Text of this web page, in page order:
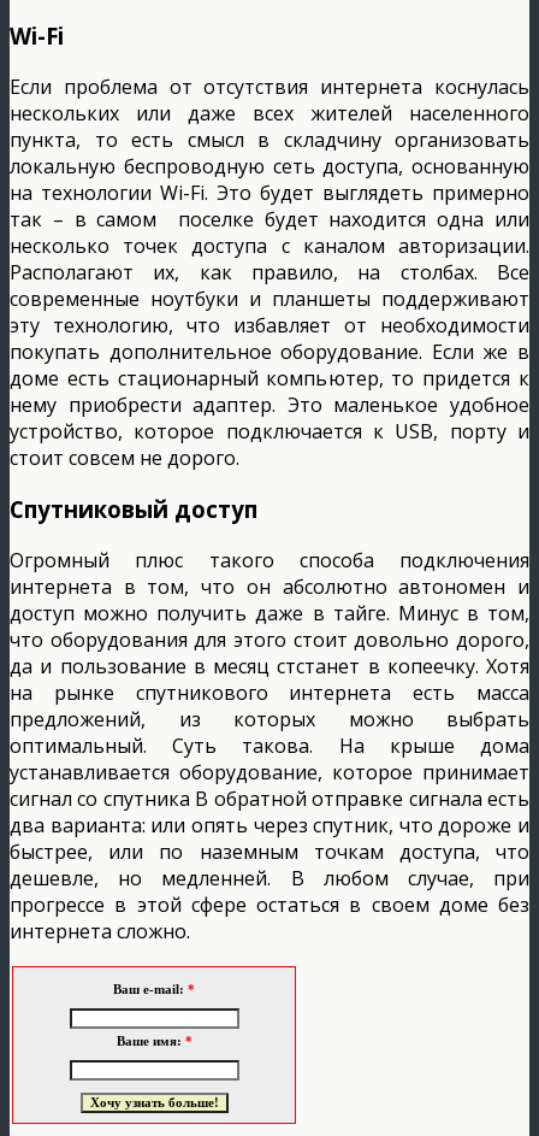
Wi-Fi
Если проблема от отсутствия интернета коснулась
нескольких или даже всех жителей населенного
пункта, то есть смысл в складчину организовать
локальную беспроводную сеть доступа, основанную
на технологии Wi-Fi. Это будет выглядеть примерно
так – в самом поселке будет находится одна или
несколько точек доступа с каналом авторизации.
Располагают их, как правило, на столбах. Все
современные ноутбуки и планшеты поддерживают
эту технологию, что избавляет от необходимости
покупать дополнительное оборудование. Если же в
доме есть стационарный компьютер, то придется к
нему приобрести адаптер. Это маленькое удобное
устройство, которое подключается к USB, порту и
стоит совсем не дорого.
Спутниковый доступ
Огромный плюс такого способа подключения
интернета в том, что он абсолютно автономен и
доступ можно получить даже в тайге. Минус в том,
что оборудования для этого стоит довольно дорого,
да и пользование в месяц стстанет в копеечку. Хотя
на рынке спутникового интернета есть масса
предложений, из которых можно выбрать
оптимальный. Суть такова. На крыше дома
устанавливается оборудование, которое принимает
сигнал со спутника В обратной отправке сигнала есть
два варианта: или опять через спутник, что дороже и
быстрее, или по наземным точкам доступа, что
дешевле, но медленней. В любом случае, при
прогрессе в этой сфере остаться в своем доме без
интернета сложно.
Ваш e-mail: *
Ваше имя: *